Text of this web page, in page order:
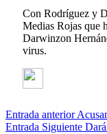
Con Rodríguez y
Medias Rojas que
Darwinzon
virus.
Entrada anterior
Entrada Siguiente